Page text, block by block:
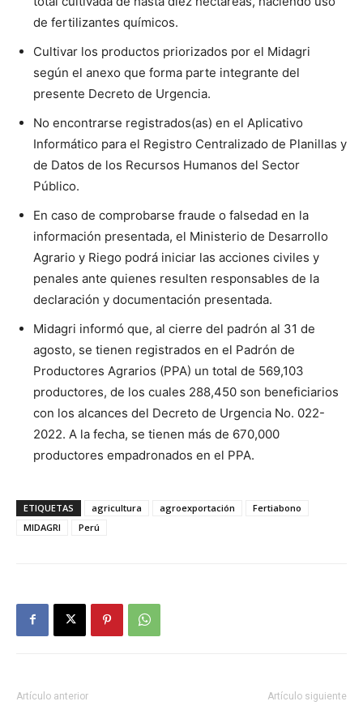
de fertilizantes químicos.
Cultivar los productos priorizados por el Midagri
según el anexo que forma parte integrante del
presente Decreto de Urgencia.
No encontrarse registrados(as) en el Aplicativo
Informático para el Registro Centralizado de Planillas y
de Datos de los Recursos Humanos del Sector
Público.
En caso de comprobarse fraude o falsedad en la
información presentada, el Ministerio de Desarrollo
Agrario y Riego podrá iniciar las acciones civiles y
penales ante quienes resulten responsables de la
declaración y documentación presentada.
Midagri informó que, al cierre del padrón al 31 de
agosto, se tienen registrados en el Padrón de
Productores Agrarios (PPA) un total de 569,103
productores, de los cuales 288,450 son beneficiarios
con los alcances del Decreto de Urgencia No. 022-
2022. A la fecha, se tienen más de 670,000
productores empadronados en el PPA.
ETIQUETAS agricultura agroexportación
Fertiabono
MIDAGRI
Perú
Artículo anterior Artículo siguiente